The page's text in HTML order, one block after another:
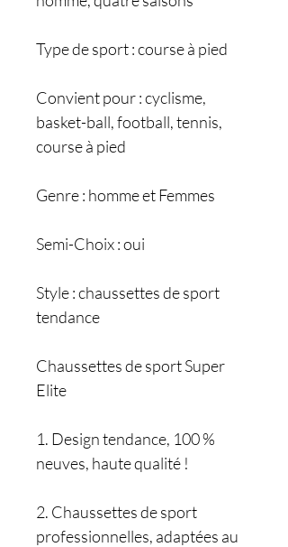
Type de sport : course à pied
Convient pour : cyclisme,
basket-ball, football, tennis,
course à pied
Genre : homme et Femmes
Semi-Choix : oui
Style : chaussettes de sport
tendance
Chaussettes de sport Super
Elite
1. Design tendance, 100 %
neuves, haute qualité !
2. Chaussettes de sport
professionnelles, adaptées au